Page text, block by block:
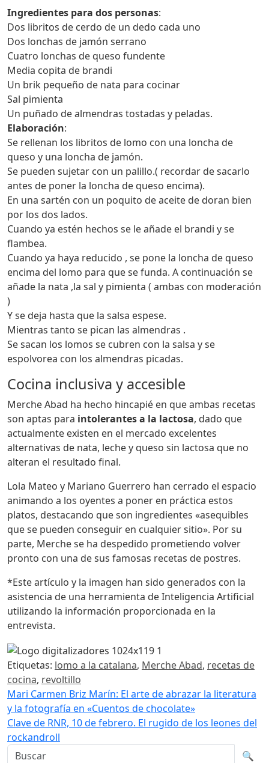
Ingredientes para dos personas:
Dos libritos de cerdo de un dedo cada uno
Dos lonchas de jamón serrano
Cuatro lonchas de queso fundente
Media copita de brandi
Un brik pequeño de nata para cocinar
Sal pimienta
Un puñado de almendras tostadas y peladas.
Elaboración:
Se rellenan los libritos de lomo con una loncha de
queso y una loncha de jamón.
Se pueden sujetar con un palillo.( recordar de sacarlo
antes de poner la loncha de queso encima).
En una sartén con un poquito de aceite de doran bien
por los dos lados.
Cuando ya estén hechos se le añade el brandi y se
flambea.
Cuando ya haya reducido , se pone la loncha de queso
encima del lomo para que se funda. A continuación se
añade la nata ,la sal y pimienta ( ambas con moderación
)
Y se deja hasta que la salsa espese.
Mientras tanto se pican las almendras .
Se sacan los lomos se cubren con la salsa y se
espolvorea con los almendras picadas.
Cocina inclusiva y accesible
Merche Abad ha hecho hincapié en que ambas recetas
son aptas para intolerantes a la lactosa, dado que
actualmente existen en el mercado excelentes
alternativas de nata, leche y queso sin lactosa que no
alteran el resultado final.
Lola Mateo y Mariano Guerrero han cerrado el espacio
animando a los oyentes a poner en práctica estos
platos, destacando que son ingredientes «asequibles
que se pueden conseguir en cualquier sitio». Por su
parte, Merche se ha despedido prometiendo volver
pronto con una de sus famosas recetas de postres.
*Este artículo y la imagen han sido generados con la
asistencia de una herramienta de Inteligencia Artificial
utilizando la información proporcionada en la
entrevista.
Etiquetas: lomo a la catalana, Merche Abad, recetas de
cocina, revoltillo
Navegación de entradas
Mari Carmen Briz Marín: El arte de abrazar la literatura
y la fotografía en «Cuentos de chocolate»
Clave de RNR, 10 de febrero. El rugido de los leones del
rockandroll
Buscar en la web
🔍